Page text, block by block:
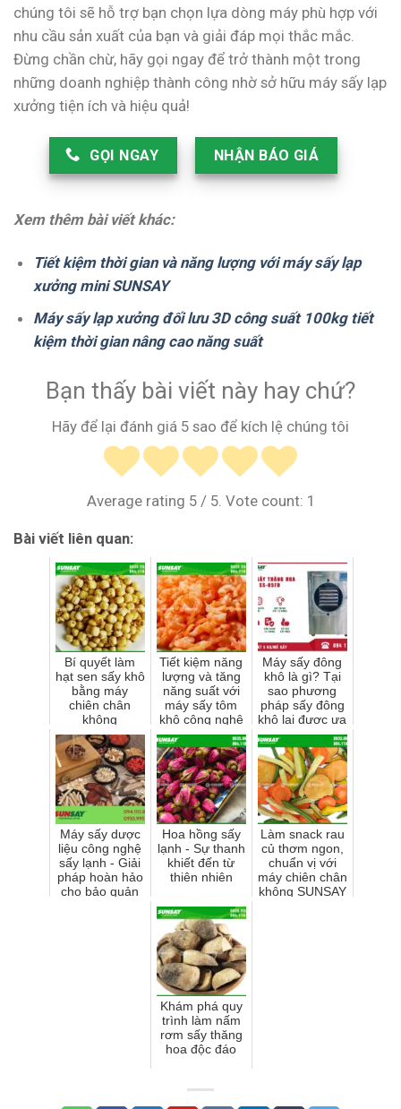
chúng tôi sẽ hỗ trợ bạn chọn lựa dòng máy phù hợp với
nhu cầu sản xuất của bạn và giải đáp mọi thắc mắc.
Đừng chần chừ, hãy gọi ngay để trở thành một trong
những doanh nghiệp thành công nhờ sở hữu máy sấy lạp
xưởng tiện ích và hiệu quả!
GỌI NGAY NHẬN BÁO GIÁ
Xem thêm bài viết khác:
Tiết kiệm thời gian và năng lượng với máy sấy lạp
xưởng mini SUNSAY
Máy sấy lạp xưởng đối lưu 3D công suất 100kg tiết
kiệm thời gian nâng cao năng suất
Bạn thấy bài viết này hay chứ?
Hãy để lại đánh giá 5 sao để kích lệ chúng tôi
Average rating 5/ 5. Vote count: 1
Bài viết liên quan:
Bí quyết làm
hạt sen sấy khô
bằng máy
chiên chân
không
Tiết kiệm năng
lượng và tăng
năng suất với
máy sấy tôm
khô công nghệ
sấy nhiệt
Máy sấy đông
khô là gì? Tại
sao phương
pháp sấy đông
khô lại được ưa
chuộng như
vậy?
Máy sấy dược
liệu công nghệ
sấy lạnh - Giải
pháp hoàn hảo
cho bảo quản
Hoa hồng sấy
lạnh - Sự thanh
khiết đến từ
thiên nhiên
Làm snack rau
củ thơm ngon,
chuẩn vị với
máy chiên chân
không SUNSAY
Khám phá quy
trình làm nấm
rơm sấy thăng
hoa độc đáo